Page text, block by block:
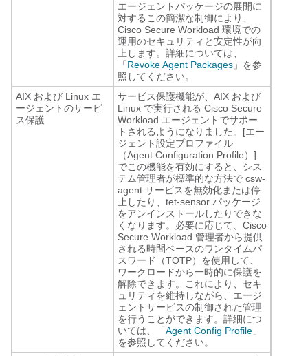
エージェントパッケージの展開に
対するこの簡潔な制御により、
Cisco Secure Workload 環境での
運用のセキュリティと安定性が向
上します。詳細については、
「 Revoke Agent Packages 」を参
照してください。
AIX および Linux エ
ージェントのサービ
ス保護
サービス保護機能が、AIX および
Linux で実行される Cisco Secure
Workload エージェントでサポー
トされるようになりました。[エー
ジェント設定プロファイル
（Agent Configuration Profile）]
でこの機能を有効にすると、シス
テム管理者が標準的な方法で csw-
agent サービスを無効化または停
止したり、 tet-sensor パッケージ
をアンインストールしたりできな
くなります。必要に応じて、Cisco
Secure Workload 管理者から提供
される時間ベースのワンタイムパ
スワード（TOTP）を使用して、
ワークロードから一時的に保護を
解除できます。これにより、セキ
ュリティを維持しながら、エージ
ェントサービスの制御された管理
を行うことができます。詳細につ
いては、「 Agent Config Profile 」
を参照してください。